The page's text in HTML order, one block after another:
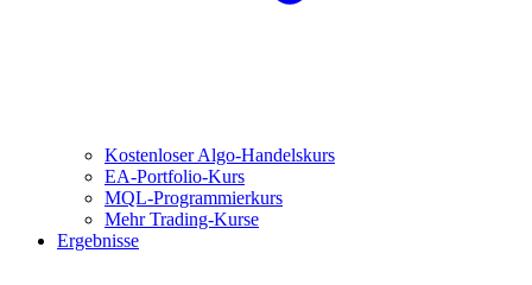
Kostenloser Algo-Handelskurs
EA-Portfolio-Kurs
MQL-Programmierkurs
Mehr Trading-Kurse
Ergebnisse